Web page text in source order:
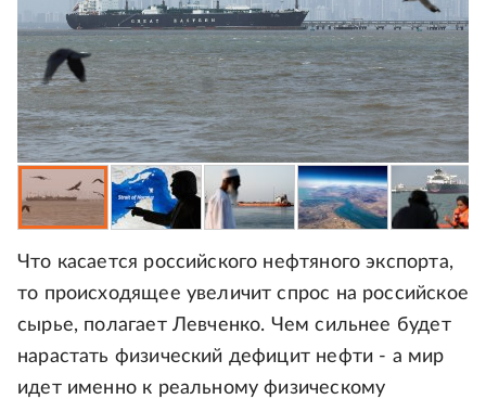
Что касается российского нефтяного экспорта,
то происходящее увеличит спрос на российское
сырье, полагает Левченко. Чем сильнее будет
нарастать физический дефицит нефти - а мир
идет именно к реальному физическому